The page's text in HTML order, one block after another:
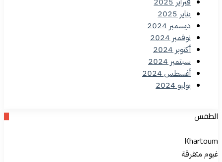
يناير 2025
ديسمبر 2024
نوفمبر 2024
أكتوبر 2024
سبتمبر 2024
أغسطس 2024
يوليو 2024
الطقس
Khartoum
غيوم متفرقة